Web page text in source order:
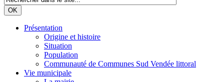
Présentation
Origine et histoire
Situation
Population
Communauté de Communes Sud Vendée littoral
Vie municipale